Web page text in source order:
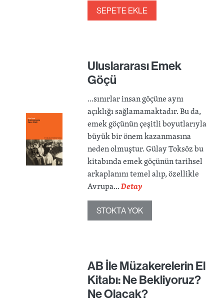
SEPETE EKLE
Uluslararası Emek
Göçü
...sınırlar insan göçüne aynı
açıklığı sağlamamaktadır. Bu da,
emek göçünün çeşitli boyutlarıyla
büyük bir önem kazanmasına
neden olmuştur. Gülay Toksöz bu
kitabında emek göçünün tarihsel
arkaplanını temel alıp, özellikle
Avrupa...Detay
STOKTA YOK
AB İle Müzakerelerin El
Kitabı: Ne Bekliyoruz?
Ne Olacak?